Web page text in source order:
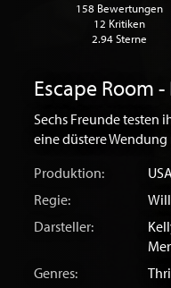
Escape Room
Sechs Freunde testen
eine düstere Wendung
Produktion:
USA
Regie:
Darsteller:
Genres:
158 Bewertungen
12 Kritiken
2.94 Sterne